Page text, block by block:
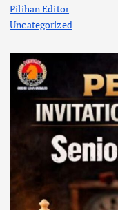
Pilihan Editor
Uncategorized